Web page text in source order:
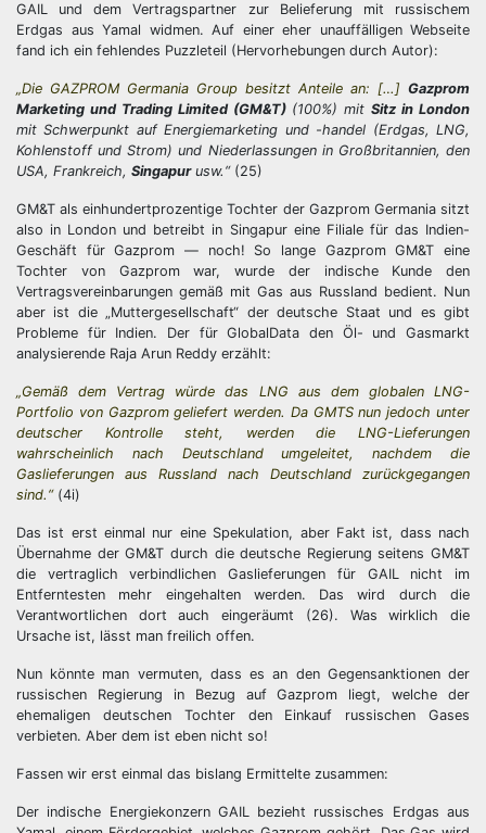
GAIL und dem Vertragspartner zur Belieferung mit russischem
Erdgas aus Yamal widmen. Auf einer eher unauffälligen Webseite
fand ich ein fehlendes Puzzleteil (Hervorhebungen durch Autor):
„Die GAZPROM Germania Group besitzt Anteile an: […] Gazprom
Marketing und Trading Limited (GM&T)(100%) mitSitz in London
mit Schwerpunkt auf Energiemarketing und -handel (Erdgas, LNG,
Kohlenstoff und Strom) und Niederlassungen in Großbritannien, den
USA, Frankreich, Singapurusw.“(25)
GM&T als einhundertprozentige Tochter der Gazprom Germania sitzt
also in London und betreibt in Singapur eine Filiale für das Indien-
Geschäft für Gazprom — noch! So lange Gazprom GM&T eine
Tochter von Gazprom war, wurde der indische Kunde den
Vertragsvereinbarungen gemäß mit Gas aus Russland bedient. Nun
aber ist die „Muttergesellschaft“ der deutsche Staat und es gibt
Probleme für Indien. Der für GlobalData den Öl- und Gasmarkt
analysierende Raja Arun Reddy erzählt:
„Gemäß dem Vertrag würde das LNG aus dem globalen LNG-
Portfolio von Gazprom geliefert werden. Da GMTS nun jedoch unter
deutscher Kontrolle steht, werden die LNG-Lieferungen
wahrscheinlich nach Deutschland umgeleitet, nachdem die
Gaslieferungen aus Russland nach Deutschland zurückgegangen
sind.“(4i)
Das ist erst einmal nur eine Spekulation, aber Fakt ist, dass nach
Übernahme der GM&T durch die deutsche Regierung seitens GM&T
die vertraglich verbindlichen Gaslieferungen für GAIL nicht im
Entferntesten mehr eingehalten werden. Das wird durch die
Verantwortlichen dort auch eingeräumt (26). Was wirklich die
Ursache ist, lässt man freilich offen.
Nun könnte man vermuten, dass es an den Gegensanktionen der
russischen Regierung in Bezug auf Gazprom liegt, welche der
ehemaligen deutschen Tochter den Einkauf russischen Gases
verbieten. Aber dem ist eben nicht so!
Fassen wir erst einmal das bislang Ermittelte zusammen:
Der indische Energiekonzern GAIL bezieht russisches Erdgas aus